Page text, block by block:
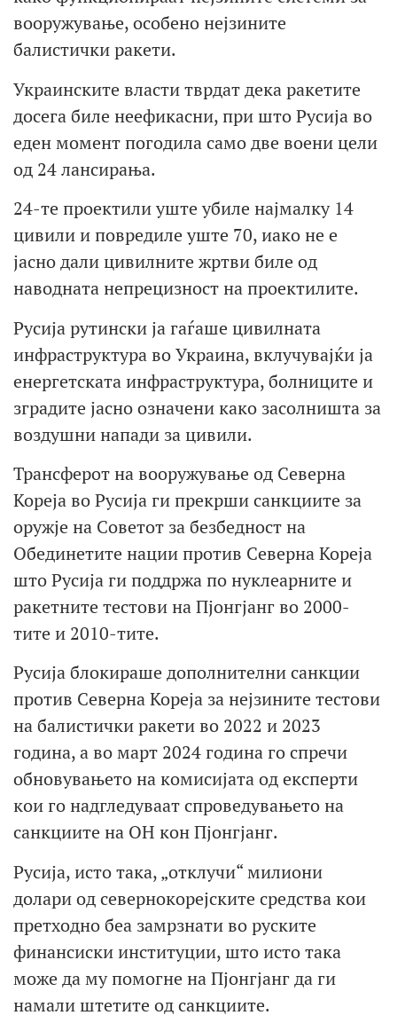
вооружување, особено нејзините
балистички ракети.
Украинските власти тврдат дека ракетите
досега биле неефикасни, при што Русија во
еден момент погодила само две воени цели
од 24 лансирања.
24-те проектили уште убиле најмалку 14
цивили и повредиле уште 70, иако не е
јасно дали цивилните жртви биле од
наводната непрецизност на проектилите.
Русија рутински ја гаѓаше цивилната
инфраструктура во Украина, вклучувајќи ја
енергетската инфраструктура, болниците и
зградите јасно означени како засолништа за
воздушни напади за цивили.
Трансферот на вооружување од Северна
Кореја во Русија ги прекрши санкциите за
оружје на Советот за безбедност на
Обединетите нации против Северна Кореја
што Русија ги поддржа по нуклеарните и
ракетните тестови на Пјонгјанг во 2000-
тите и 2010-тите.
Русија блокираше дополнителни санкции
против Северна Кореја за нејзините тестови
на балистички ракети во 2022 и 2023
година, а во март 2024 година го спречи
обновувањето на комисијата од експерти
кои го надгледуваат спроведувањето на
санкциите на ОН кон Пјонгјанг.
Русија, исто така, „отклучи“ милиони
долари од севернокорејските средства кои
претходно беа замрзнати во руските
финансиски институции, што исто така
може да му помогне на Пјонгјанг да ги
намали штетите од санкциите.